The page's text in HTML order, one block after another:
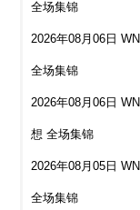
全场集锦
2026年08月06日
全场集锦
2026年08月06日
想 全场集锦
2026年08月05日
全场集锦